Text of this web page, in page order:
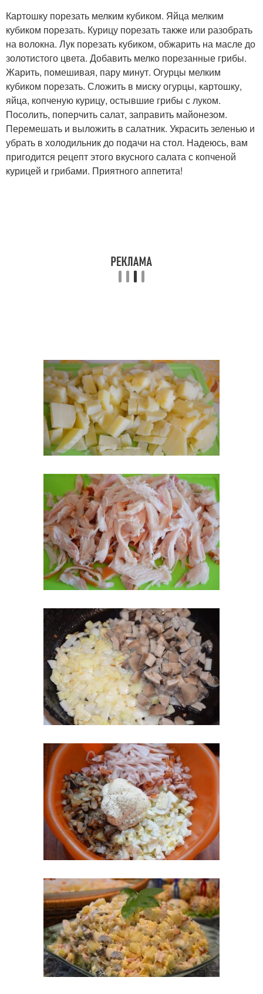
Картошку порезать мелким кубиком. Яйца мелким
кубиком порезать. Курицу порезать также или разобрать
на волокна. Лук порезать кубиком, обжарить на масле до
золотистого цвета. Добавить мелко порезанные грибы.
Жарить, помешивая, пару минут. Огурцы мелким
кубиком порезать. Сложить в миску огурцы, картошку,
яйца, копченую курицу, остывшие грибы с луком.
Посолить, поперчить салат, заправить майонезом.
Перемешать и выложить в салатник. Украсить зеленью и
убрать в холодильник до подачи на стол. Надеюсь, вам
пригодится рецепт этого вкусного салата с копченой
курицей и грибами. Приятного аппетита!